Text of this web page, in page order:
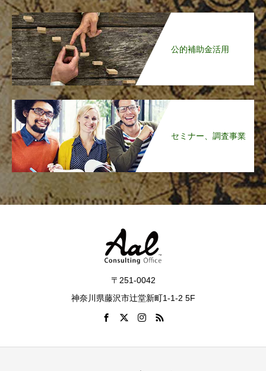
公的補助金活用
セミナー、調査事業
〒251-0042
神奈川県藤沢市辻堂新町1-1-2 5F